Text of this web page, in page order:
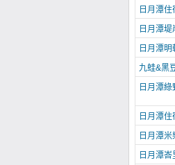
日月潭
日月潭
日月潭
九蛙&黑
日月潭
日月潭
日月潭米
日月潭